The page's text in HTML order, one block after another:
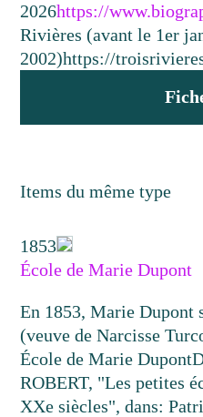
2026https://
Rivières (avant le 1er
2002)https://
Items du même type
1853
École de Marie Dupont
En 1853, Marie Dupont
(veuve de Narcisse
École de Marie Dupont
ROBERT, "Les petites
XXe siècles", dans: